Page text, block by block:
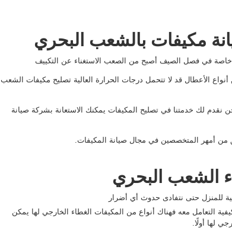
مكيفات بالشعب البحري
خاصة في فصل الصيف أصبح من الصعب الاستغناء عن التكييف
الأعطال قد لا تتحمل درجات الحرارة العالية تصليح مكيفات الشعب
نقدم لك خدمتنا في تصليح المكيفات يمكنك الاستعانة بشركة صيانة
أمهر المتخصصين في مجال صيانة المكيفات.
الشعب البحري
للمنزل حتى نتفادى حدوث أي أضرار
التعامل معه فهناك أنواع من المكيفات الغطاء الخارجي لها يمكن
لها أولًا.